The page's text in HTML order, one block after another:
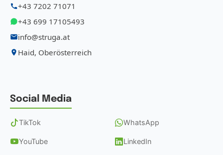
+43 7202 71071
+43 699 17105493
info@struga.at
Haid, Oberösterreich
Social Media
TikTok WhatsApp
YouTube LinkedIn